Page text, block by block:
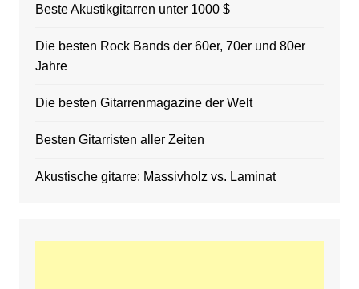
Beste Akustikgitarren unter 1000 $
Die besten Rock Bands der 60er, 70er und 80er
Jahre
Die besten Gitarrenmagazine der Welt
Besten Gitarristen aller Zeiten
Akustische gitarre: Massivholz vs. Laminat